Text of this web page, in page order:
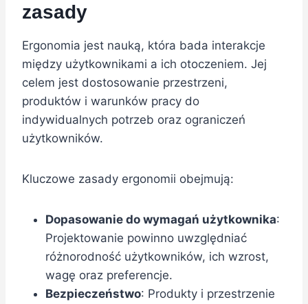
zasady
Ergonomia jest nauką, która bada interakcje
między użytkownikami a ich otoczeniem. Jej
celem jest dostosowanie przestrzeni,
produktów i warunków pracy do
indywidualnych potrzeb oraz ograniczeń
użytkowników.
Kluczowe zasady ergonomii obejmują:
Dopasowanie do wymagań użytkownika:
Projektowanie powinno uwzględniać
różnorodność użytkowników, ich wzrost,
wagę oraz preferencje.
Bezpieczeństwo: Produkty i przestrzenie